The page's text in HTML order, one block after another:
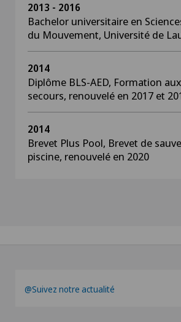
2013 - 2016
Bachelor universitaire en
du Mouvement, Université de
2014
Diplôme BLS-AED, Formation
secours, renouvelé en 2017 et
2014
Brevet Plus Pool, Brevet de
piscine, renouvelé en 2020
@Suivez notre actualité